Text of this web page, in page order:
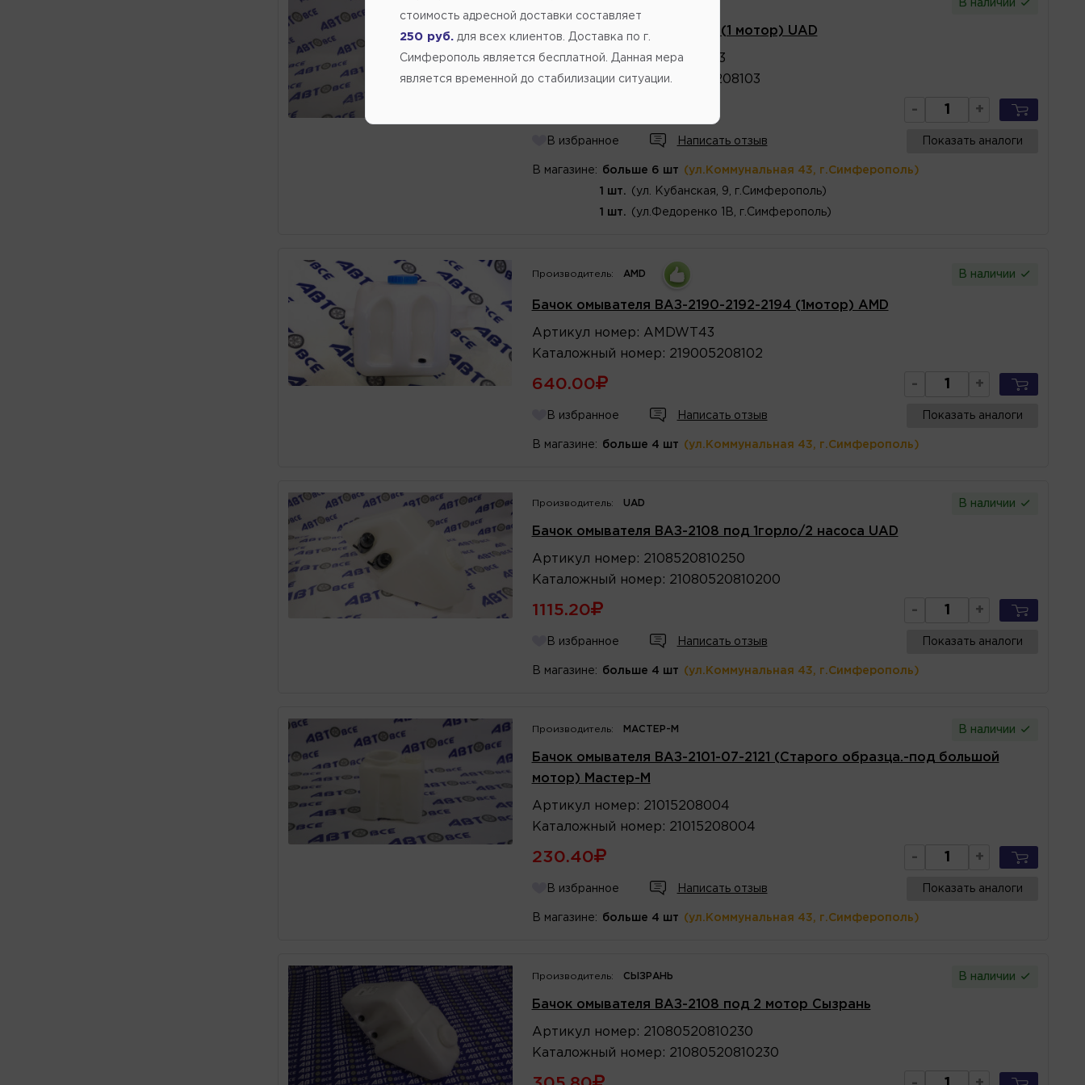
Производитель: В наличии
Бачок омывателя ВАЗ-2123 (1 мотор) UAD
Артикулномер:21235208103
Каталожный номер:212305208103
- +
В избранное Написать отзыв Показать аналоги
В магазине: больше 6 шт (ул.Коммунальная 43, г.Симферополь)
1 шт. (ул. Кубанская, 9, г.Симферополь)
1 шт. (ул.Федоренко 1В, г.Симферополь)
Производитель: AMD В наличии
Бачок омывателя ВАЗ-2190-2192-2194 (1мотор) AMD
Артикул номер : AMDWT43
Каталожный номер : 219005208102
640.00 - +
В избранное Написать отзыв Показать аналоги
В магазине: больше 4 шт (ул.Коммунальная 43, г.Симферополь)
Производитель: UAD В наличии
Бачок омывателя ВАЗ-2108 под 1горло/2 насоса UAD
Артикул номер : 2108520810250
Каталожный номер : 21080520810200
1115.20 - +
В избранное Написать отзыв Показать аналоги
В магазине: больше 4 шт (ул.Коммунальная 43, г.Симферополь)
Производитель: МАСТЕР-М В наличии
Бачок омывателя ВАЗ-2101-07-2121 (Старого образца.-под большой
мотор) Мастер-М
Артикул номер : 21015208004
Каталожный номер : 21015208004
230.40 - +
В избранное Написать отзыв Показать аналоги
В магазине: больше 4 шт (ул.Коммунальная 43, г.Симферополь)
Производитель: СЫЗРАНЬ В наличии
Бачок омывателя ВАЗ-2108 под 2 мотор Сызрань
Артикул номер : 21080520810230
Каталожный номер : 21080520810230
стоимость адресной доставки составляет
250 руб. для всех клиентов. Доставка по г.
Симферополь является бесплатной. Данная мера
является временной до стабилизации ситуации.